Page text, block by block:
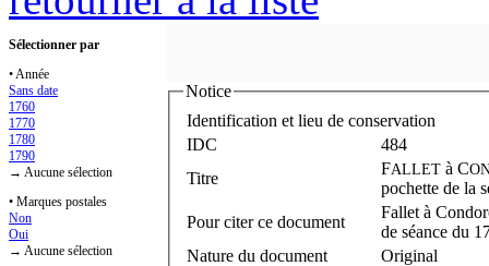
Sélectionner par
• Année
Sans date
1760
1770
1780
1790
→ Aucune sélection
• Marques postales
Non
Oui
→ Aucune sélection
Notice
Identification et lieu de conservation
IDC
484
Titre
FALLET à C
pochette de la
Pour citer ce document
Fallet à
de séance du
Nature du document
Original